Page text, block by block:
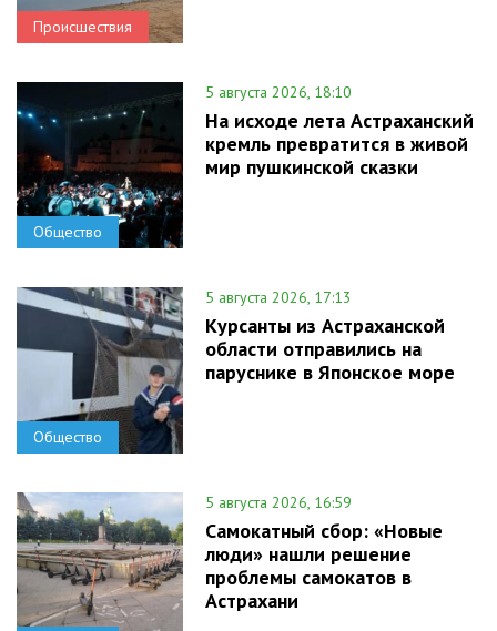
Происшествия
Общество
5 августа 2026, 18:10
На исходе лета Астраханский
кремль превратится в живой
мир пушкинской сказки
Общество
5 августа 2026, 17:13
Курсанты из Астраханской
области отправились на
паруснике в Японское море
5 августа 2026, 16:59
Самокатный сбор: «Новые
люди» нашли решение
проблемы самокатов в
Астрахани